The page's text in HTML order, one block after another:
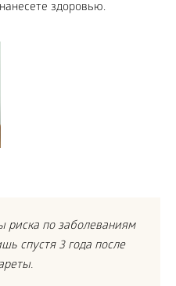
здоровью.
риска по заболеваниям
спустя 3 года после